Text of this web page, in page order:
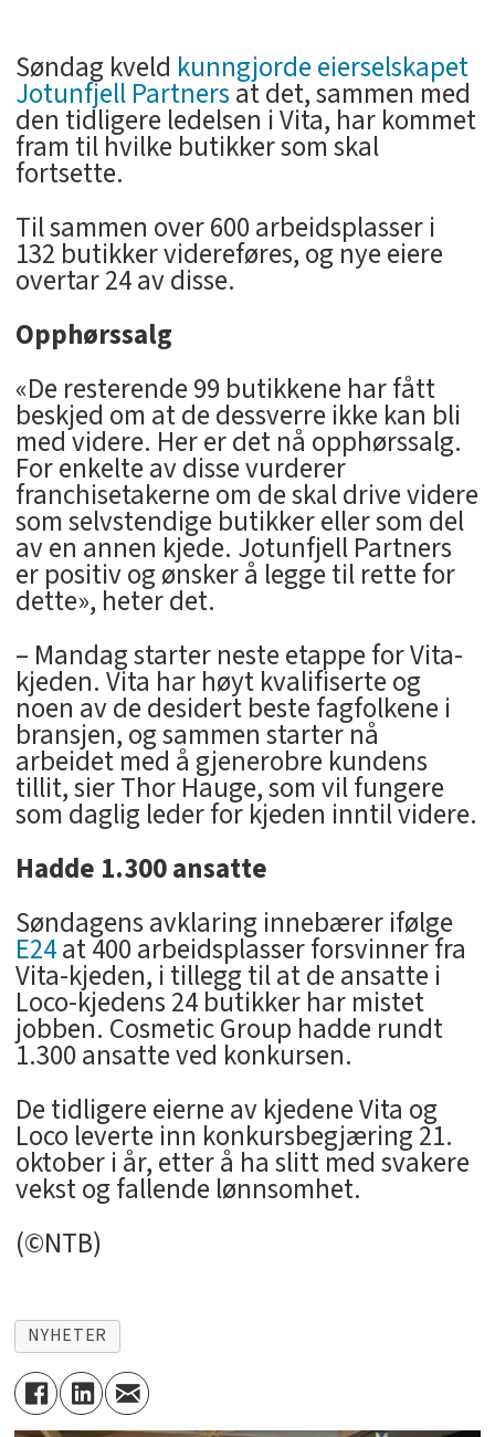
Søndag kveld kunngjorde eierselskapet
Jotunfjell Partnersat det, sammen med
den tidligere ledelsen i Vita, har kommet
fram til hvilke butikker som skal
fortsette.
Til sammen over 600 arbeidsplasser i
132 butikker videreføres, og nye eiere
overtar 24 av disse.
Opphørssalg
«De resterende 99 butikkene har fått
beskjed om at de dessverre ikke kan bli
med videre. Her er det nå opphørssalg.
For enkelte av disse vurderer
franchisetakerne om de skal drive videre
som selvstendige butikker eller som del
av en annen kjede. Jotunfjell Partners
er positiv og ønsker å legge til rette for
dette», heter det.
– Mandag starter neste etappe for Vita-
kjeden. Vita har høyt kvalifiserte og
noen av de desidert beste fagfolkene i
bransjen, og sammen starter nå
arbeidet med å gjenerobre kundens
tillit, sier Thor Hauge, som vil fungere
som daglig leder for kjeden inntil videre.
Hadde 1.300 ansatte
Søndagens avklaring innebærer ifølge
E24at 400 arbeidsplasser forsvinner fra
Vita-kjeden, i tillegg til at de ansatte i
Loco-kjedens 24 butikker har mistet
jobben. Cosmetic Group hadde rundt
1.300 ansatte ved konkursen.
De tidligere eierne av kjedene Vita og
Loco leverte inn konkursbegjæring 21.
oktober i år, etter å ha slitt med svakere
vekst og fallende lønnsomhet.
(©NTB)
NYHETER